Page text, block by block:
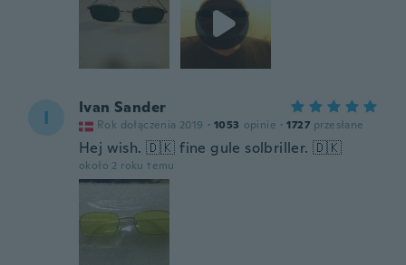
I Ivan Sander
Rok dołączenia 2019 · 1053 opinie · 1727 przesłane
Hej wish. 🇩🇰 fine gule solbriller. 🇩🇰
około 2 roku temu